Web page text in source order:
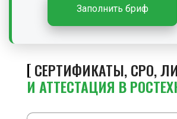
Заполнить бриф
СЕРТИФИКАТЫ, СРО,
И АТТЕСТАЦИЯ В